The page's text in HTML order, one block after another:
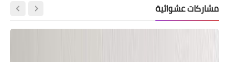
مشاركات عشوائية